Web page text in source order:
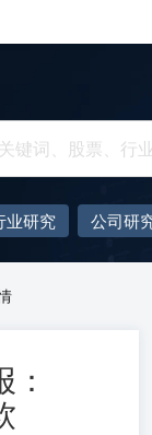
业研究 公司研